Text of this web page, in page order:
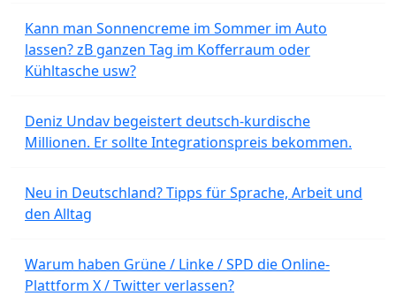
Kann man Sonnencreme im Sommer im Auto
lassen? zB ganzen Tag im Kofferraum oder
Kühltasche usw?
Deniz Undav begeistert deutsch-kurdische
Millionen. Er sollte Integrationspreis bekommen.
Neu in Deutschland? Tipps für Sprache, Arbeit und
den Alltag
Warum haben Grüne / Linke / SPD die Online-
Plattform X / Twitter verlassen?